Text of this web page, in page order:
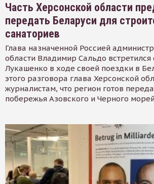
Часть Херсонской области
передать Беларуси для
санаториев
Глава назначенной Россией
области Владимир Сальдо
Лукашенко в ходе своей поездки в
этого разговора глава Херсонской
журналистам, что регион готов
побережья Азовского и Черного